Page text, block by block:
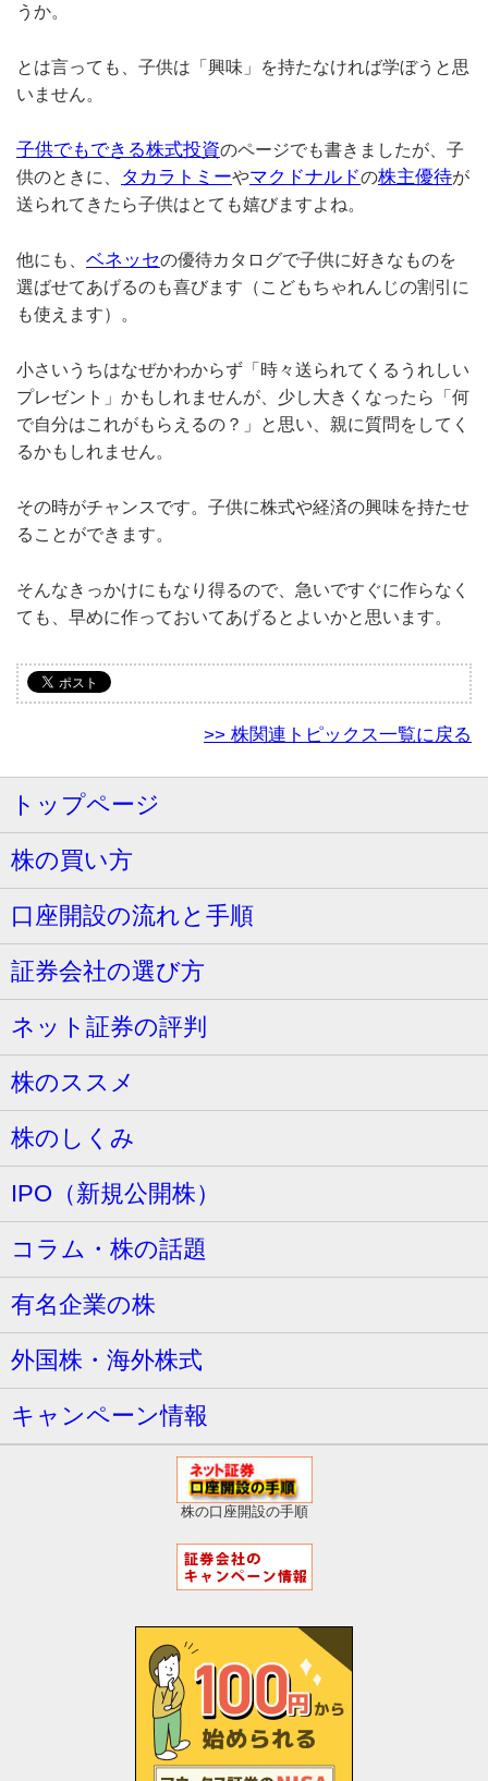
うか。
とは言っても、子供は「興味」を持たなければ学ぼうと思
いません。
子供でもできる株式投資のページでも書きましたが、子
供のときに、
タカラトミーやマクドナルドの株主優待が
送られてきたら子供はとても嬉びますよね。
他にも、 ベネッセの優待カタログで子供に好きなものを
選ばせてあげるのも喜びます（こどもちゃれんじの割引に
も使えます）。
小さいうちはなぜかわからず「時々送られてくるうれしい
プレゼント」かもしれませんが、少し大きくなったら「何
で自分はこれがもらえるの？」と思い、親に質問をしてく
るかもしれません。
その時がチャンスです。子供に株式や経済の興味を持たせ
ることができます。
そんなきっかけにもなり得るので、急いですぐに作らなく
ても、早めに作っておいてあげるとよいかと思います。
>> 株関連トピックス一覧に戻る
トップページ
株の買い方
口座開設の流れと手順
証券会社の選び方
ネット証券の評判
株のススメ
株のしくみ
IPO（新規公開株）
コラム・株の話題
有名企業の株
外国株・海外株式
キャンペーン情報
株の口座開設の手順